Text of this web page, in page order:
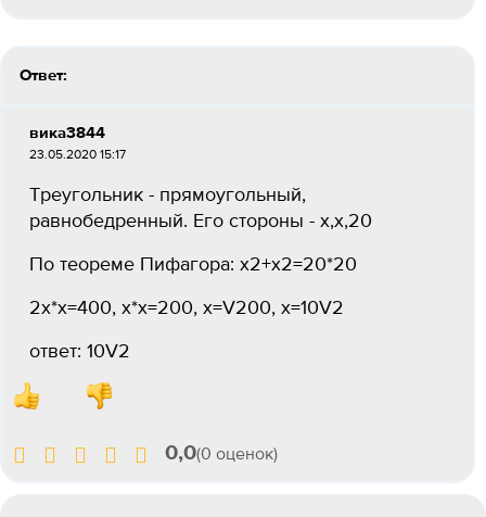
Ответ:
вика3844
23.05.2020 15:17
Треугольник - прямоугольный,
равнобедренный. Его стороны - x,x,20
По теореме Пифагора: x2+x2=20*20
2x*x=400, x*x=200, x=V200, x=10V2
ответ: 10V2
0,0(0 оценок)